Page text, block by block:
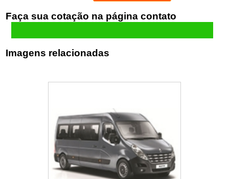
Faça sua cotação
Imagens relacionadas